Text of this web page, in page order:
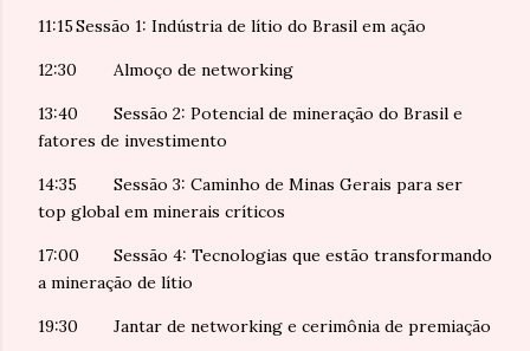
11:15Sessão 1: Indústria de lítio do Brasil em ação
12:30 Almoço de networking
13:40
Sessão 2: Potencial de mineração do Brasil e
fatores de investimento
14:35
Sessão 3: Caminho de Minas Gerais para ser
top global em minerais críticos
17:00
Sessão 4: Tecnologias que estão transformando
a mineração de lítio
19:30 Jantar de networking e cerimônia de premiação